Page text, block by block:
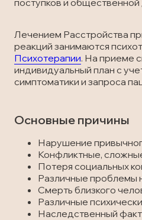
Лечение алкоголизма
Транспортировка
Онлайн-консультация
Запись на
Вызов
Статьи
Запись
поступков и общественной
Лечением Расстройства
реакций занимаются
Психотерапии. На приеме
индивидуальный план с
симптоматики и запроса
Основные причины
Нарушение
Конфликтные,
Потеря социальных
Различные проблемы
Смерть близкого
Различные
Наследственный